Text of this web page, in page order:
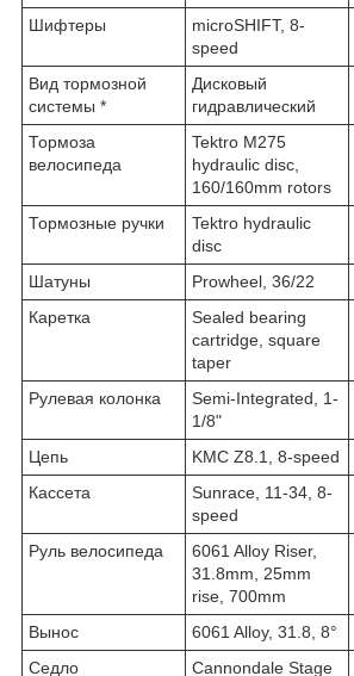
Шифтеры
microSHIFT, 8-
speed
Вид тормозной
системы *
Дисковый
гидравлический
Тормоза
велосипеда
Tektro M275
hydraulic disc,
160/160mm rotors
Тормозные ручки
Tektro hydraulic
disc
Шатуны
Prowheel, 36/22
Каретка
Sealed bearing
cartridge, square
taper
Рулевая колонка
Semi-Integrated, 1-
1/8"
Цепь
KMC Z8.1, 8-speed
Кассета
Sunrace, 11-34, 8-
speed
Руль велосипеда
6061 Alloy Riser,
31.8mm, 25mm
rise, 700mm
Вынос
6061 Alloy, 31.8, 8°
Седло
Cannondale Stage